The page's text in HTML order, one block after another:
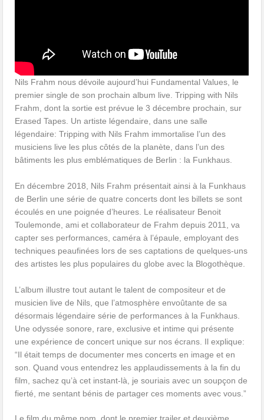
Nils Frahm nous dévoile aujourd’hui Fundamental Values, le
premier single de son prochain album live. Tripping with Nils
Frahm, dont la sortie est prévue le 3 décembre prochain, sur
Erased Tapes. Un artiste légendaire, dans une salle
légendaire: Tripping with Nils Frahm immortalise l’un des
musiciens live les plus côtés de la planète, dans l’un des
bâtiments les plus emblématiques de Berlin : la Funkhaus.
En décembre 2018, Nils Frahm présentait ainsi à la Funkhaus
de Berlin une série de quatre concerts dont les billets se sont
écoulés en une poignée d’heures. Le réalisateur Benoit
Toulemonde, ami et collaborateur de Frahm depuis 2011, va
capter ses performances, caméra à l’épaule, employant des
techniques peaufinées lors de ses captations de quelques-uns
des artistes les plus populaires du globe avec la Blogothèque.
L’album illustre tout autant le talent de compositeur et de
musicien live de Nils, que l’atmosphère envoûtante de sa
désormais légendaire série de performances à la Funkhaus.
Une odyssée sonore, rare, exclusive et intime qui présente
une expérience de concert unique sur nos écrans. Il explique:
“Il était temps de documenter mes concerts en image et en
son. Quand vous entendrez les applaudissements à la fin du
film, sachez qu’à cet instant-là, je souriais avec un soupçon de
fierté, me sentant bénis de partager ces moments avec vous.”